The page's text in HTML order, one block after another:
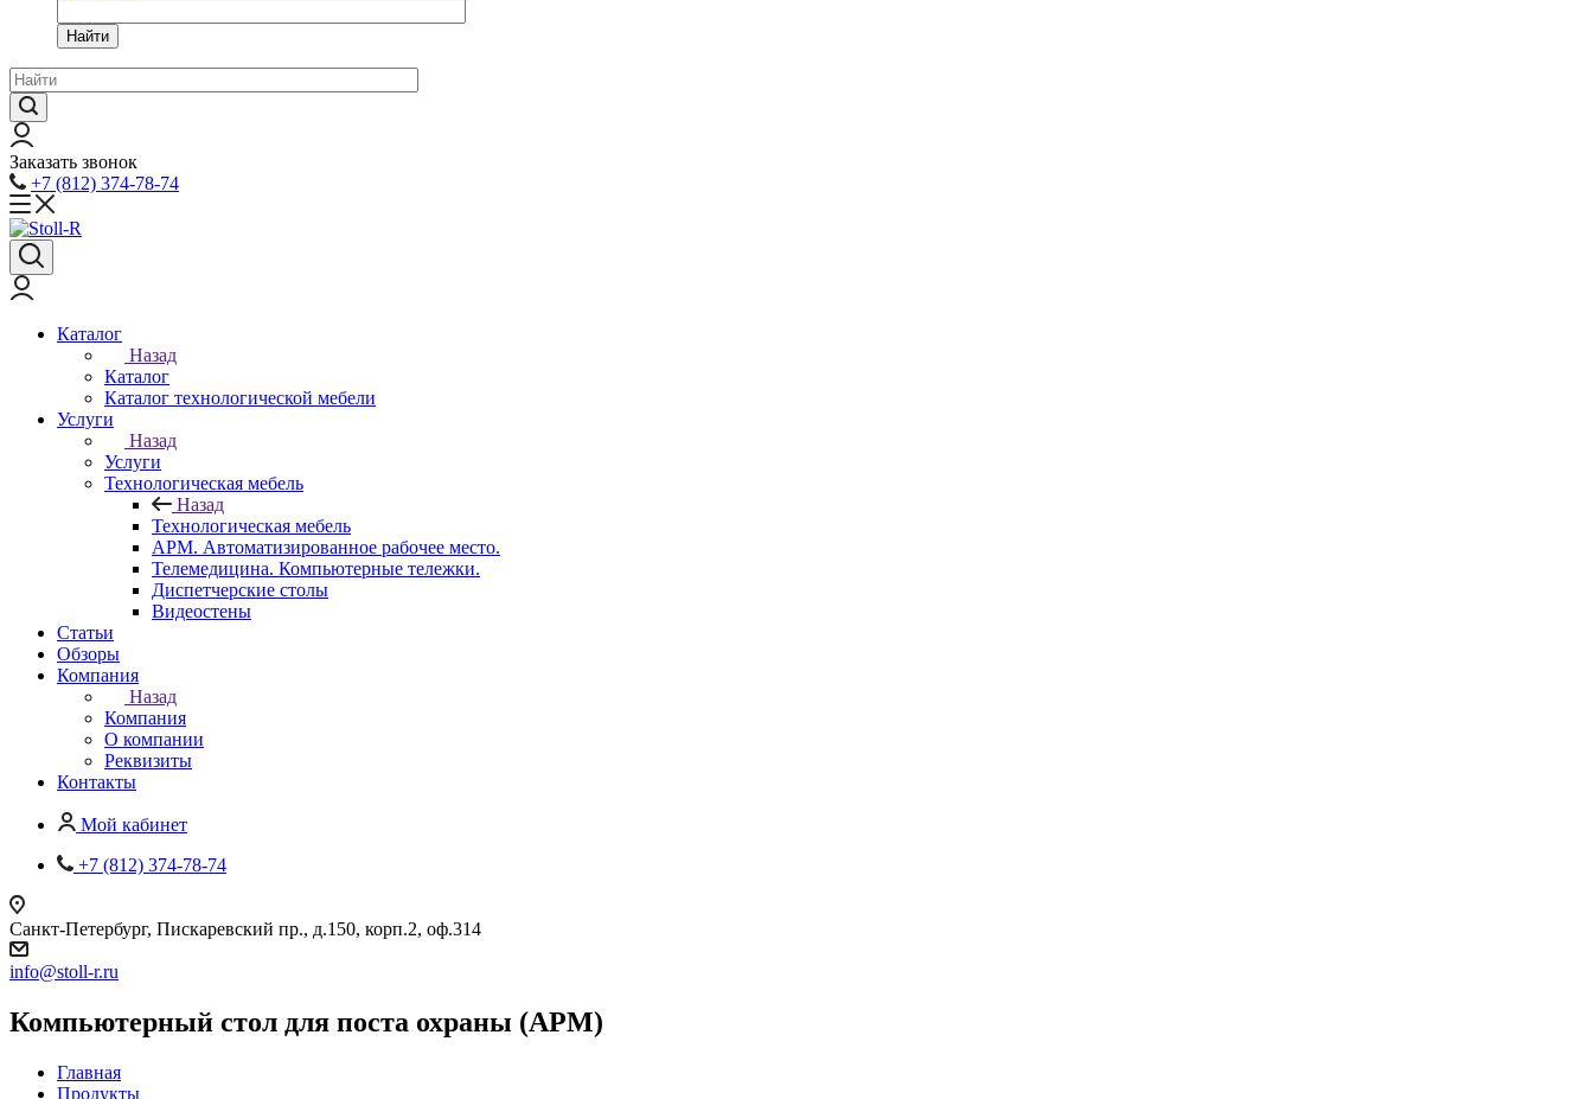
Найти
Заказать звонок
+7 (812) 374-78-74
Каталог
Назад
Каталог
Каталог технологической мебели
Услуги
Назад
Услуги
Технологическая мебель
Назад
Технологическая мебель
АРМ. Автоматизированное рабочее место.
Телемедицина. Компьютерные тележки.
Диспетчерские столы
Видеостены
Статьи
Обзоры
Компания
Назад
Компания
О компании
Реквизиты
Контакты
Мой кабинет
+7 (812) 374-78-74
Санкт-Петербург, Пискаревский пр., д.150, корп.2, оф.314
info@stoll-r.ru
Компьютерный стол для поста охраны (АРМ)
Главная
Продукты